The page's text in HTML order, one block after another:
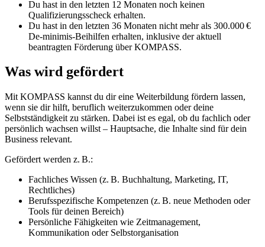
Du hast in den letzten 12 Monaten noch keinen
Qualifizierungsscheck erhalten.
Du hast in den letzten 36 Monaten nicht mehr als 300.000 €
De-minimis-Beihilfen erhalten, inklusive der aktuell
beantragten Förderung über KOMPASS.
Was wird gefördert
Mit KOMPASS kannst du dir eine Weiterbildung fördern lassen,
wenn sie dir hilft, beruflich weiterzukommen oder deine
Selbstständigkeit zu stärken. Dabei ist es egal, ob du fachlich oder
persönlich wachsen willst – Hauptsache, die Inhalte sind für dein
Business relevant.
Gefördert werden z. B.:
Fachliches Wissen (z. B. Buchhaltung, Marketing, IT,
Rechtliches)
Berufsspezifische Kompetenzen (z. B. neue Methoden oder
Tools für deinen Bereich)
Persönliche Fähigkeiten wie Zeitmanagement,
Kommunikation oder Selbstorganisation